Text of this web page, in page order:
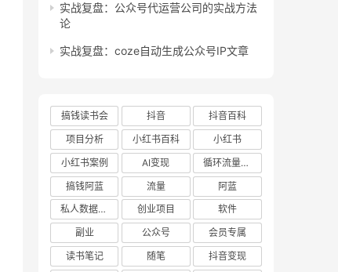
实战复盘：公众号代运营公司的实战方法
论
实战复盘：coze自动生成公众号IP文章
搞钱读书会 抖音
抖音百科
项目分析
小红书百科
小红书
小红书案例
AI变现
循环流量实验室
搞钱阿蓝
流量
阿蓝
私人数据库项目
创业项目
软件
副业
公众号
会员专属
读书笔记
随笔
抖音变现